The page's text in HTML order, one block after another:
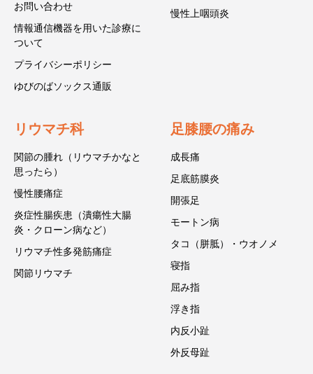
お問い合わせ
情報通信機器を用いた診療に
ついて
プライバシーポリシー
ゆびのばソックス通販
慢性上咽頭炎
リウマチ科
関節の腫れ（リウマチかなと
思ったら）
慢性腰痛症
炎症性腸疾患（潰瘍性大腸
炎・クローン病など）
リウマチ性多発筋痛症
関節リウマチ
足膝腰の痛み
成長痛
足底筋膜炎
開張足
モートン病
タコ（胼胝）・ウオノメ
寝指
屈み指
浮き指
内反小趾
外反母趾